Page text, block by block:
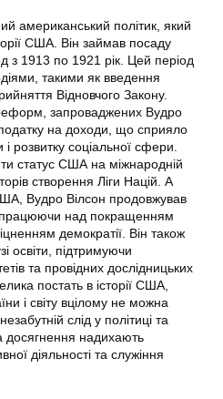
американський політик, який
США. Він займав посаду
з 1913 по 1921 рік. Цей період
такими як введення
Відновчого Закону.
запроваджених Вудро
на доходи, що сприяло
розвитку соціальної сфери.
статус США на міжнародній
створення Ліги Націй. А
Вудро Вілсон продовжував
працюючи над покращенням
демократії. Він також
освіти, підтримуючи
та провідних дослідницьких
постать в історії США,
і світу вцілому не можна
слід у політиці та
досягнення надихають
діяльності та служіння